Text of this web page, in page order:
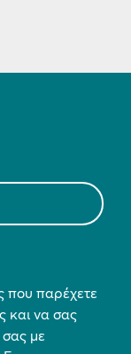
που παρέχετε
και να σας
σας με